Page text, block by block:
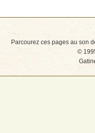
Parcourez ces pages au son
©